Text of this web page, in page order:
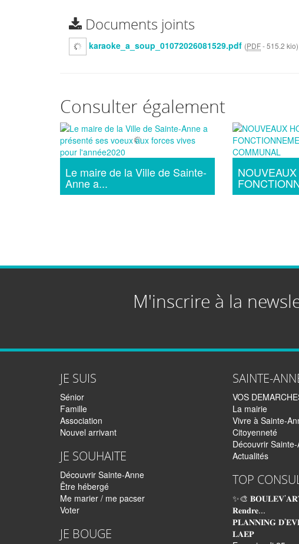
Documents joints
karaoke_a_soup_01072026081529.pdf (PDF-515.2 kio)
Consulter également
Le maire de la Ville de Sainte-
Anne a...
M'inscrire à la
JE SUIS
Sénior
Famille
Association
Nouvel arrivant
JE SOUHAITE
Découvrir Sainte-Anne
Être hébergé
Me marier / me pacser
Voter
JE BOUGE
SAINTE-
VOS
La mairie
Vivre à Sainte-
Citoyenneté
Découvrir
Actualités
TOP
✨🎨
𝐑𝐞𝐧𝐝𝐫𝐞...
𝐏𝐋𝐀𝐍𝐍𝐈𝐍𝐆
𝐋𝐀𝐄𝐏